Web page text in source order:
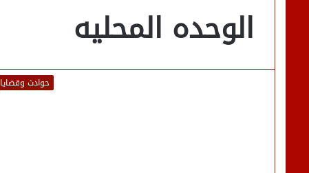
الوحده المحليه
حوادث وقضايا